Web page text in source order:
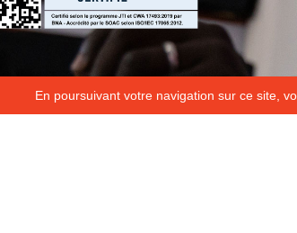
En poursuivant votre navigation sur ce site,
ILS